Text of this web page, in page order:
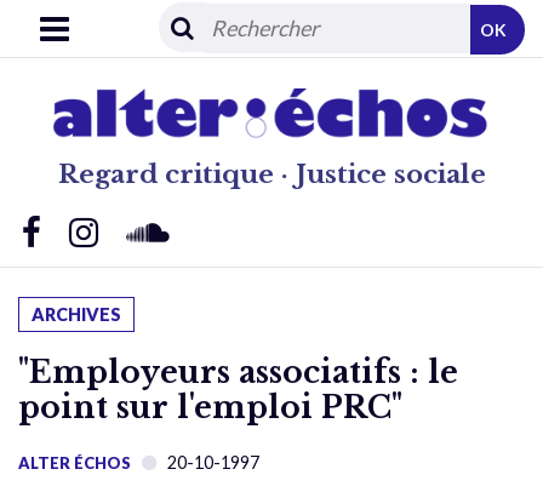
Regard critique · Justice sociale
OK
ARCHIVES
"Employeurs associatifs : le
point sur l'emploi PRC"
ALTER ÉCHOS 20-10-1997